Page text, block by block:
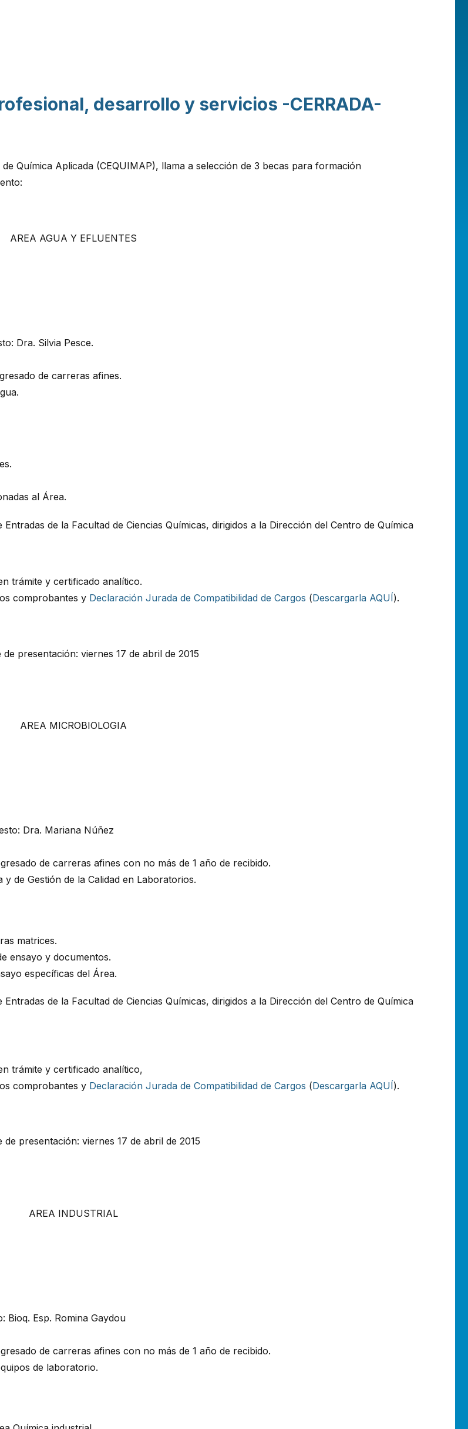
desarrollo y servicios -CERRADA-
Química Aplicada (CEQUIMAP), llama a selección de 3 becas para formación
AREA AGUA Y EFLUENTES
Dra. Silvia Pesce.
de carreras afines.
al Área.
de la Facultad de Ciencias Químicas, dirigidos a la Dirección del Centro de Química
trámite y certificado analítico.
comprobantes y Declaración Jurada de Compatibilidad de Cargos (Descargarla AQUÍ).
de presentación: viernes 17 de abril de 2015
AREA MICROBIOLOGIA
Dra. Mariana Núñez
de carreras afines con no más de 1 año de recibido.
de Gestión de la Calidad en Laboratorios.
matrices.
ensayo y documentos.
específicas del Área.
de la Facultad de Ciencias Químicas, dirigidos a la Dirección del Centro de Química
trámite y certificado analítico,
comprobantes y Declaración Jurada de Compatibilidad de Cargos (Descargarla AQUÍ).
de presentación: viernes 17 de abril de 2015
AREA INDUSTRIAL
Bioq. Esp. Romina Gaydou
de carreras afines con no más de 1 año de recibido.
de laboratorio.